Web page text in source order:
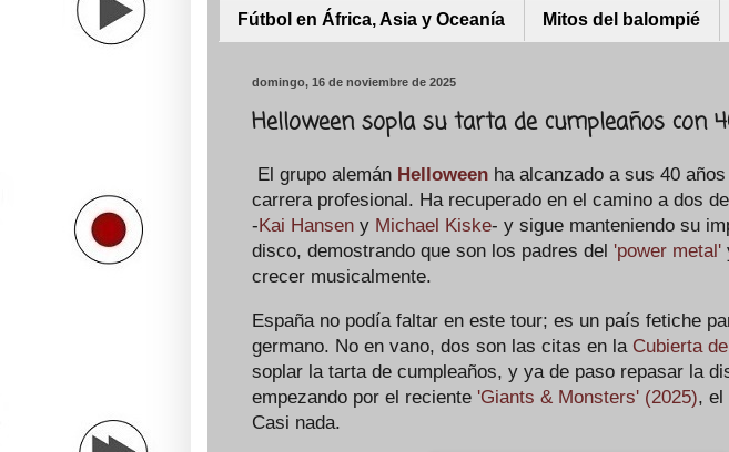
Fútbol en África, Asia y Oceanía Mitos del balompié
domingo, 16 de noviembre de 2025
Helloween sopla su tarta de cumpleaños con
El grupo alemán Helloween ha alcanzado a sus 40
carrera profesional. Ha recuperado en el camino a dos
-Kai Hansen y Michael Kiske- y sigue manteniendo su
disco, demostrando que son los padres del 'power metal'
crecer musicalmente.
España no podía faltar en este tour; es un país fetiche
germano. No en vano, dos son las citas en la Cubierta
soplar la tarta de cumpleaños, y ya de paso repasar la
empezando por el reciente 'Giants & Monsters' (2025), el
Casi nada.